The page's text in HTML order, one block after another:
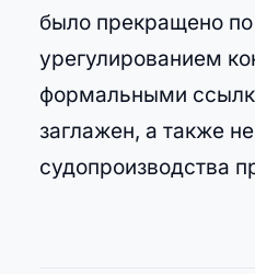
было прекращено
урегулированием
формальными
заглажен, а также
судопроизводства